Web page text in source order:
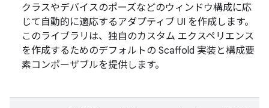
クラスやデバイスのポーズなどのウィンドウ構成に応
じて自動的に適応するアダプティブ UI を作成します。
このライブラリは、独自のカスタム エクスペリエンス
を作成するためのデフォルトの Scaffold 実装と構成要
素コンポーザブルを提供します。